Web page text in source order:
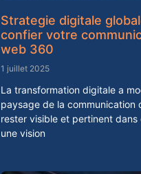
Strategie digitale
confier votre
web 360
1 juillet 2025
La transformation digitale a
paysage de la communication
rester visible et pertinent dans
une vision